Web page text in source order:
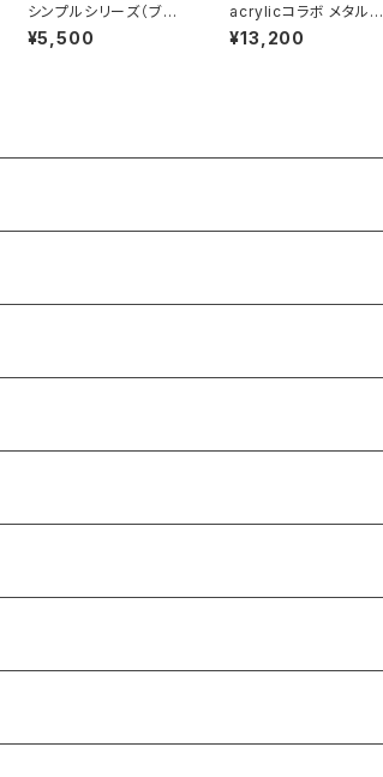
シンプルシリーズ（ブル
ー系）SB-SS23003
¥5,500
acrylicコラボ メタルア
ートシリーズ（シャーベ
ット系）AMS-MM260
¥13,200